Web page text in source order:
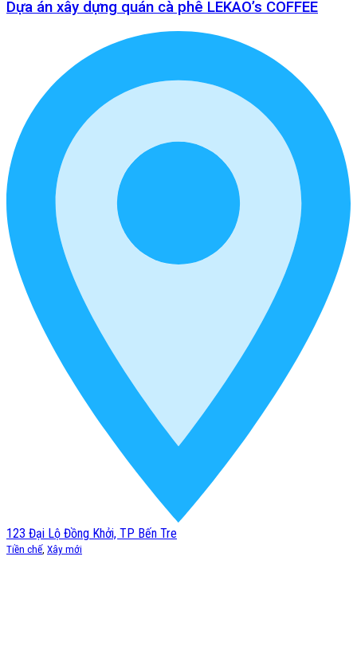
Dựa án xây dựng quán cà phê LEKAO’s COFFEE
123 Đại Lộ Đồng Khởi, TP Bến Tre
Tiền chế Xây mới